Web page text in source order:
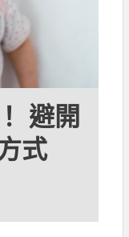
避開
式